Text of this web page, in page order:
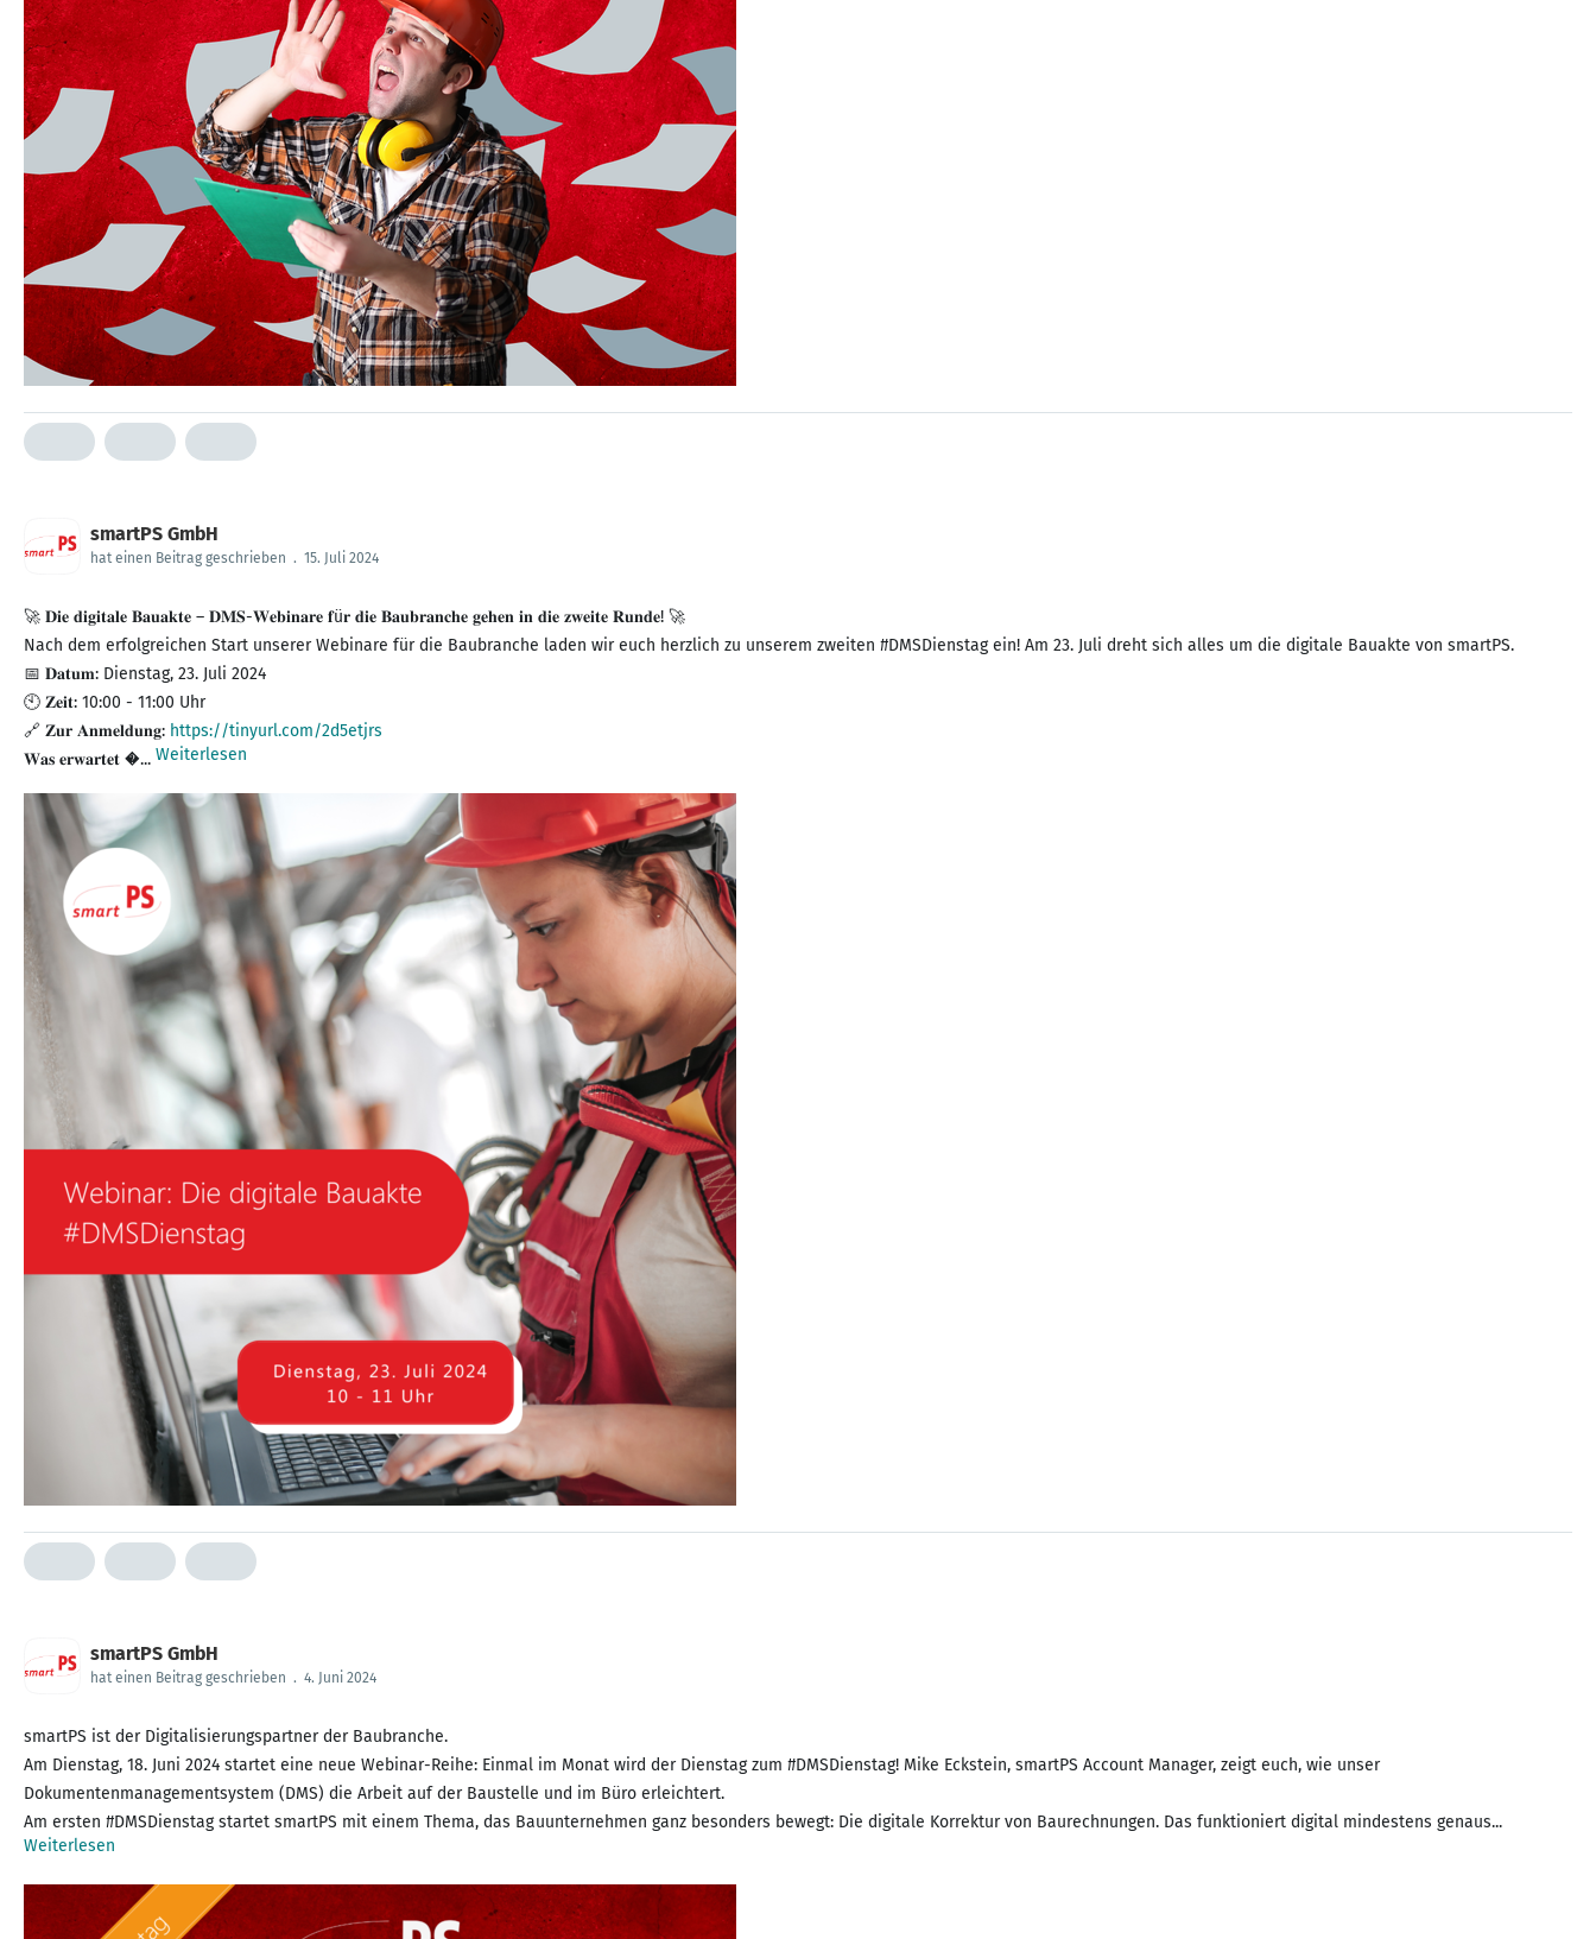
smartPS GmbH
hat einen Beitrag geschrieben . 15. Juli 2024
🚀 𝐃𝐢𝐞 𝐝𝐢𝐠𝐢𝐭𝐚𝐥𝐞 𝐁𝐚𝐮𝐚𝐤𝐭𝐞 – 𝐃𝐌𝐒-𝐖𝐞𝐛𝐢𝐧𝐚𝐫𝐞 𝐟ü𝐫 𝐝𝐢𝐞 𝐁𝐚𝐮𝐛𝐫𝐚𝐧𝐜𝐡𝐞 𝐠𝐞𝐡𝐞𝐧 𝐢𝐧 𝐝𝐢𝐞 𝐳𝐰𝐞𝐢𝐭𝐞 𝐑𝐮𝐧𝐝𝐞! 🚀
Nach dem erfolgreichen Start unserer Webinare für die Baubranche laden wir euch herzlich zu unserem zweiten #DMSDienstag ein! Am 23. Juli dreht sich alles um die digitale Bauakte von smartPS.
📅 𝐃𝐚𝐭𝐮𝐦: Dienstag, 23. Juli 2024
🕙 𝐙𝐞𝐢𝐭: 10:00 - 11:00 Uhr
🔗 𝐙𝐮𝐫 𝐀𝐧𝐦𝐞𝐥𝐝𝐮𝐧𝐠: https://tinyurl.com/2d5etjrs
𝐖𝐚𝐬 𝐞𝐫𝐰𝐚𝐫𝐭𝐞𝐭 �... Weiterlesen
smartPS GmbH
hat einen Beitrag geschrieben . 4. Juni 2024
smartPS ist der Digitalisierungspartner der Baubranche.
Am Dienstag, 18. Juni 2024 startet eine neue Webinar-Reihe: Einmal im Monat wird der Dienstag zum #DMSDienstag! Mike Eckstein, smartPS Account Manager, zeigt euch, wie unser
Dokumentenmanagementsystem (DMS) die Arbeit auf der Baustelle und im Büro erleichtert.
Am ersten #DMSDienstag startet smartPS mit einem Thema, das Bauunternehmen ganz besonders bewegt: Die digitale Korrektur von Baurechnungen. Das funktioniert digital mindestens genaus...
Weiterlesen